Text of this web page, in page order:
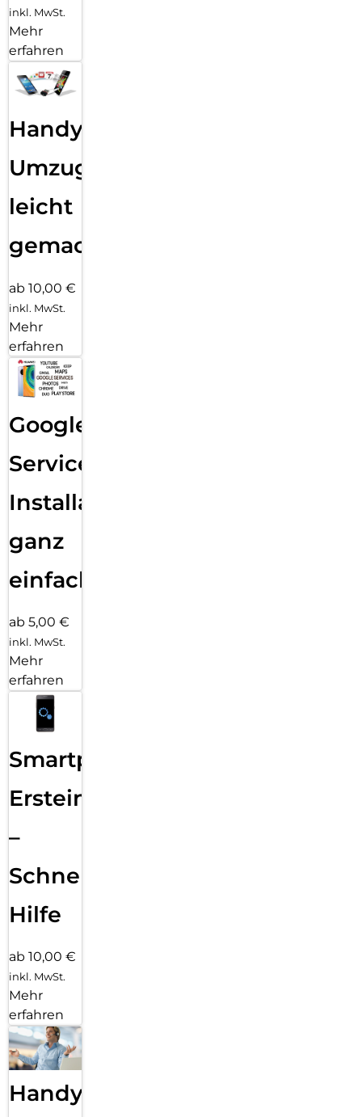
inkl. MwSt.
Mehr
erfahren
Handy
Umzug
leicht
gemacht!
ab 10,00 €
inkl. MwSt.
Mehr
erfahren
Google
Services
Installation
ganz
einfach
ab 5,00 €
inkl. MwSt.
Mehr
erfahren
Smartphone
Ersteinrichtung
–
Schnelle
Hilfe
ab 10,00 €
inkl. MwSt.
Mehr
erfahren
Handy